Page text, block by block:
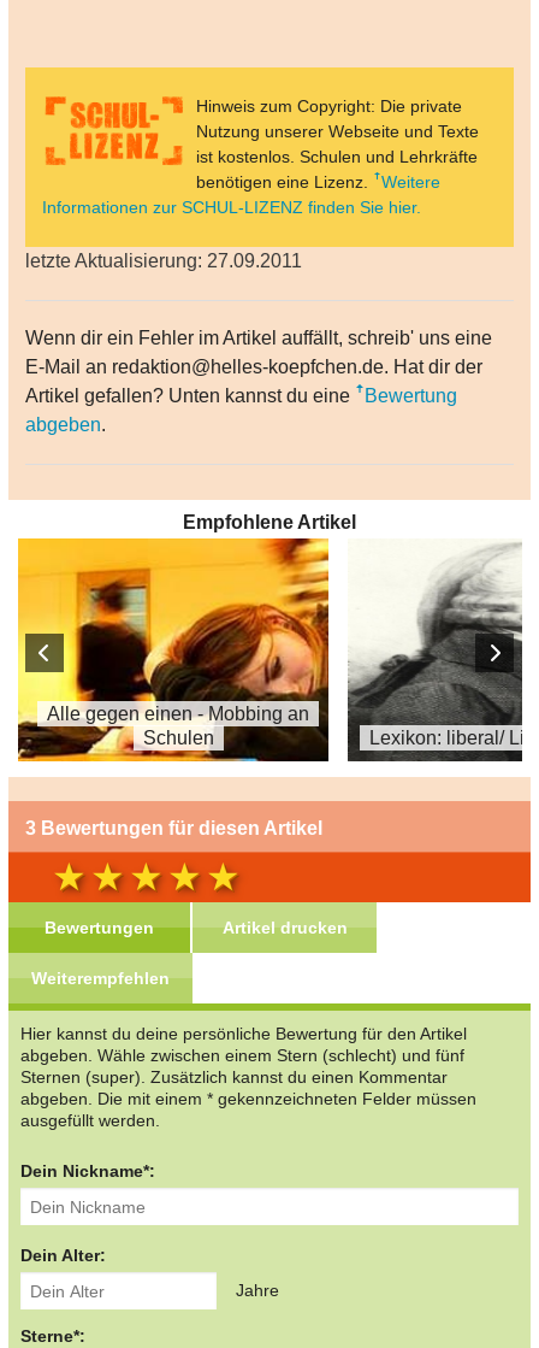
Hinweis zum Copyright: Die private
Nutzung unserer Webseite und Texte
ist kostenlos. Schulen und Lehrkräfte
benötigen eine Lizenz.
Weitere
Informationen zur SCHUL-LIZENZ finden Sie hier.
letzte Aktualisierung: 27.09.2011
Wenn dir ein Fehler im Artikel auffällt, schreib' uns eine
E-Mail an redaktion@helles-koepfchen.de. Hat dir der
Artikel gefallen? Unten kannst du eine
Bewertung
abgeben.
Empfohlene Artikel
Alle gegen einen - Mobbing an
Schulen
Lexikon: liberal/
3 Bewertungen für diesen Artikel
Bewertungen Artikel drucken
Weiterempfehlen
Hier kannst du deine persönliche Bewertung für den Artikel
abgeben. Wähle zwischen einem Stern (schlecht) und fünf
Sternen (super). Zusätzlich kannst du einen Kommentar
abgeben. Die mit einem * gekennzeichneten Felder müssen
ausgefüllt werden.
Dein Nickname*:
Dein Alter:
Jahre
Sterne*: